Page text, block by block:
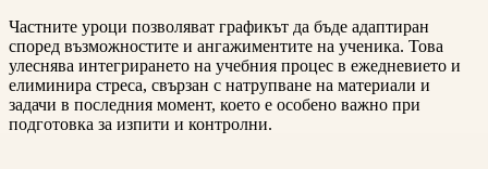
Частните уроци позволяват графикът да бъде адаптиран
според възможностите и ангажиментите на ученика. Това
улеснява интегрирането на учебния процес в ежедневието и
елиминира стреса, свързан с натрупване на материали и
задачи в последния момент, което е особено важно при
подготовка за изпити и контролни.